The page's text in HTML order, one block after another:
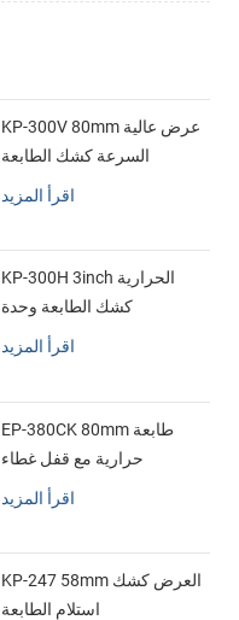
KP-300V 80mm عرض عالية
السرعة كشك الطابعة
الحرارية
اقرأ المزيد
KP-300H 3inch الحرارية
كشك الطابعة وحدة
اقرأ المزيد
EP-380CK 80mm طابعة
حرارية مع قفل غطاء
اقرأ المزيد
KP-247 58mm العرض كشك
استلام الطابعة